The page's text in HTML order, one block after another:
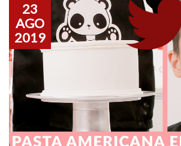
23
AGO
2019